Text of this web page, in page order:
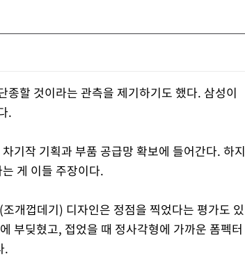
할 것이라는 관측을 제기하기도 했다. 삼성이
.
기작 기획과 부품 공급망 확보에 들어간다. 하지
게 이들 주장이다.
개껍데기) 디자인은 정점을 찍었다는 평가도 있
부딪혔고, 접었을 때 정사각형에 가까운 폼펙터
.